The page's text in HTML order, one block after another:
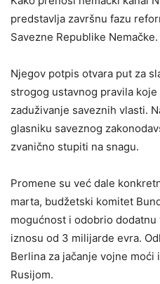
predstavlja završnu fazu
Savezne Republike Nemačke.
Njegov potpis otvara put za
strogog ustavnog pravila
zaduživanje saveznih vlasti.
glasniku saveznog
zvanično stupiti na snagu.
Promene su već dale
marta, budžetski komitet
mogućnost i odobrio
iznosu od 3 milijarde evra.
Berlina za jačanje vojne
Rusijom.